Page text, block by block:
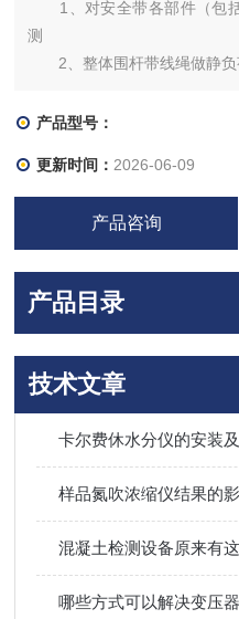
1、对安全带各部件（包括
测
2、整体围杆带线绳做静负
GB6095-2009《安全带》
广东安全带静态负荷试验
产品型号：
更新时间： 2026-06-09
产品咨询
产品目录
技术文章
卡尔费休水分仪的安装
样品氮吹浓缩仪结果的
混凝土检测设备原来有
哪些方式可以解决变压